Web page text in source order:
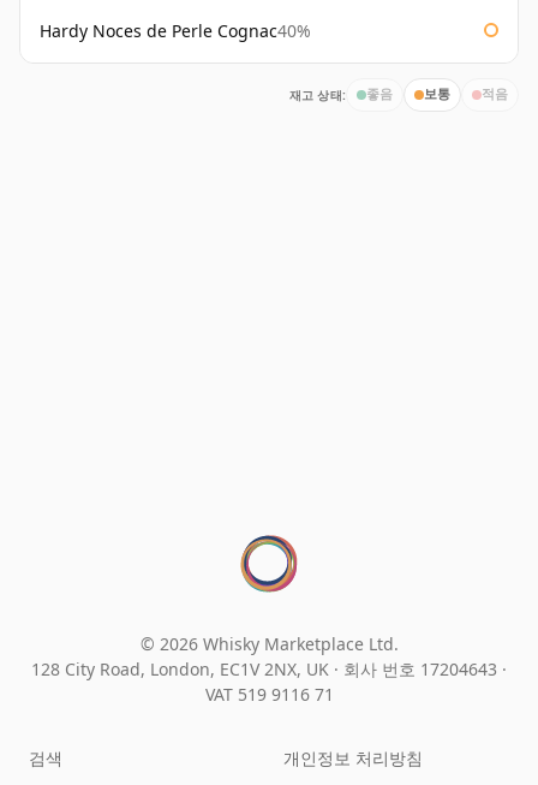
Hardy Noces de Perle Cognac40%
재고 상태: 좋음 보통 적음
© 2026 Whisky Marketplace Ltd.
128 City Road, London, EC1V 2NX, UK · 회사 번호 17204643 ·
VAT 519 9116 71
검색 개인정보 처리방침